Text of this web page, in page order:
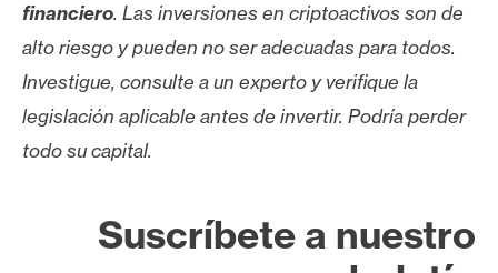
financiero. Las inversiones en criptoactivos son de
alto riesgo y pueden no ser adecuadas para todos.
Investigue, consulte a un experto y verifique la
legislación aplicable antes de invertir. Podría perder
todo su capital.
Suscríbete a nuestro